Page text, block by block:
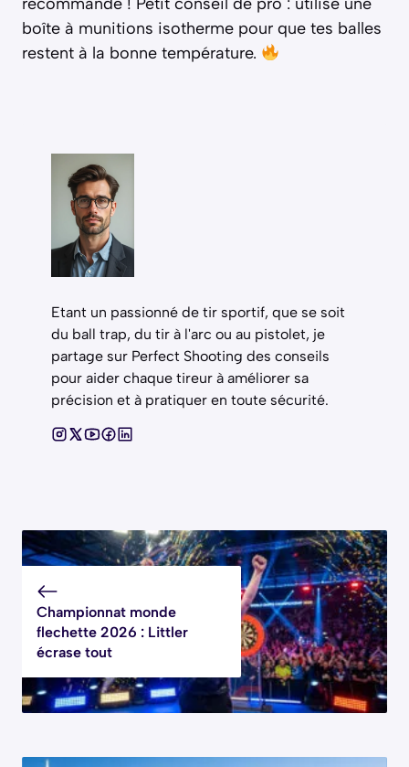
boîte à munitions isotherme pour que tes balles
restent à la bonne température.
Etant un passionné de tir sportif, que se soit
du ball trap, du tir à l'arc ou au pistolet, je
partage sur Perfect Shooting des conseils
pour aider chaque tireur à améliorer sa
précision et à pratiquer en toute sécurité.
Championnat monde
flechette 2026 : Littler
écrase tout